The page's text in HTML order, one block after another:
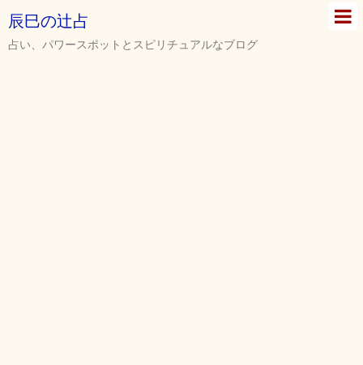
辰巳の辻占
占い、パワースポットとスピリチュアルなブログ